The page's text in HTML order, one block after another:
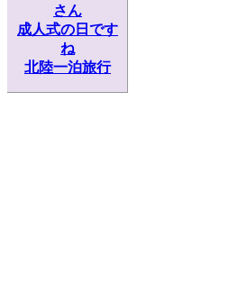
さん
成人式の日です
ね
北陸一泊旅行